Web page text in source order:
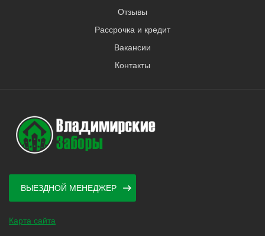
Отзывы
Рассрочка и кредит
Вакансии
Контакты
ВЫЕЗДНОЙ МЕНЕДЖЕР
Карта сайта